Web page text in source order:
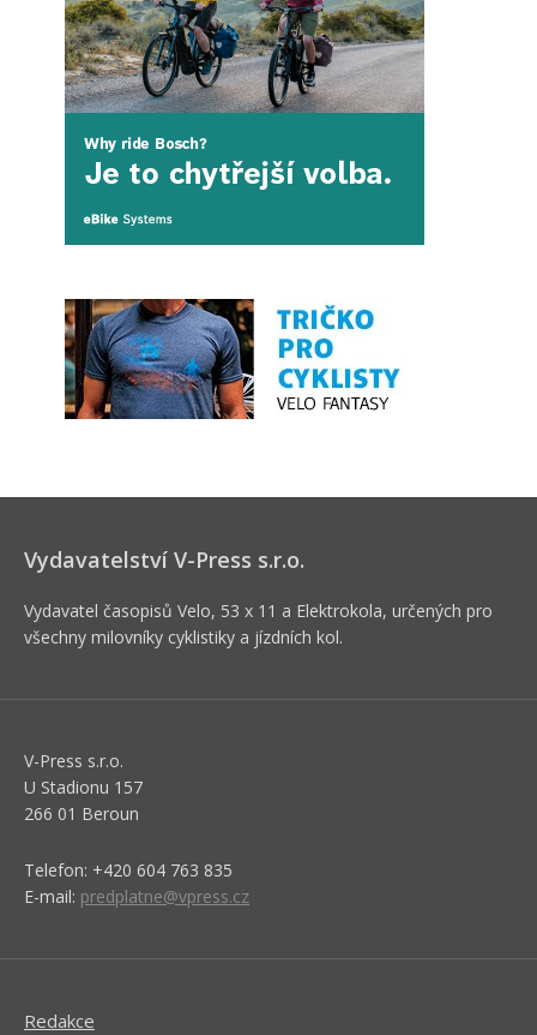
Vydavatelství V-Press s.r.o.
Vydavatel časopisů Velo, 53 x 11 a Elektrokola, určených pro
všechny milovníky cyklistiky a jízdních kol.
V-Press s.r.o.
U Stadionu 157
266 01 Beroun
Telefon: +420 604 763 835
E-mail: predplatne@vpress.cz
Redakce